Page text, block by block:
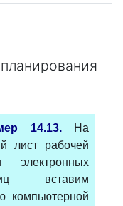
14.13.
На
лист рабочей
электронных
вставим
компьютерной